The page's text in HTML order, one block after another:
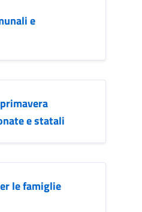
e
e statali
le famiglie